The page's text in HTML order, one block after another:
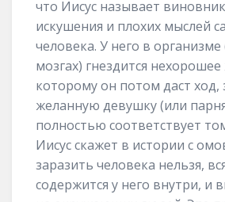
что Иисус называет
искушения и плохих мыслей
человека. У него в организме
мозгах) гнездится
которому он потом даст ход,
желанную девушку (или
полностью соответствует
Иисус скажет в истории с
заразить человека нельзя,
содержится у него внутри, и